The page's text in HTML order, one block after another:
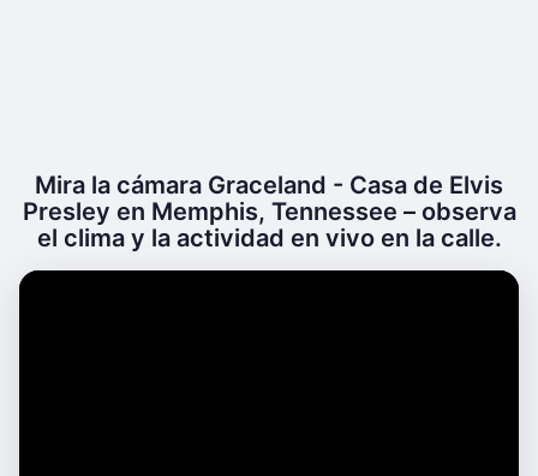
Mira la cámara Graceland - Casa de Elvis
Presley en Memphis, Tennessee – observa
el clima y la actividad en vivo en la calle.